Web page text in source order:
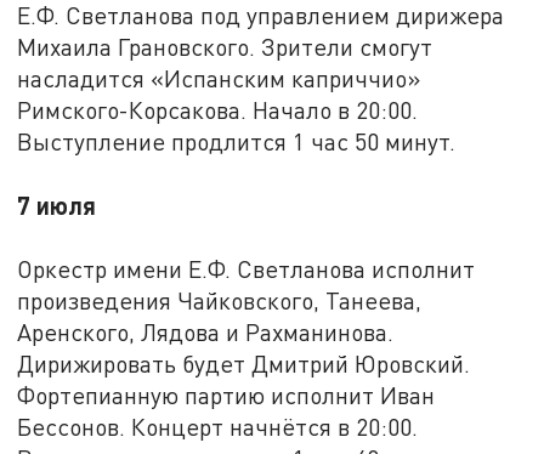
Е.Ф. Светланова под управлением дирижера
Михаила Грановского. Зрители смогут
насладится «Испанским каприччио»
Римского-Корсакова. Начало в 20:00.
Выступление продлится 1 час 50 минут.
7 июля
Оркестр имени Е.Ф. Светланова исполнит
произведения Чайковского, Танеева,
Аренского, Лядова и Рахманинова.
Дирижировать будет Дмитрий Юровский.
Фортепианную партию исполнит Иван
Бессонов. Концерт начнётся в 20:00.